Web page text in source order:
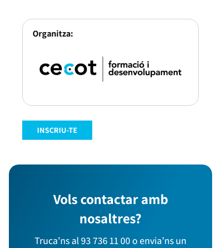
Organitza:
INSCRIU-TE
Vols contactar amb
nosaltres?
Truca’ns al 93 736 11 00 o envia’ns un